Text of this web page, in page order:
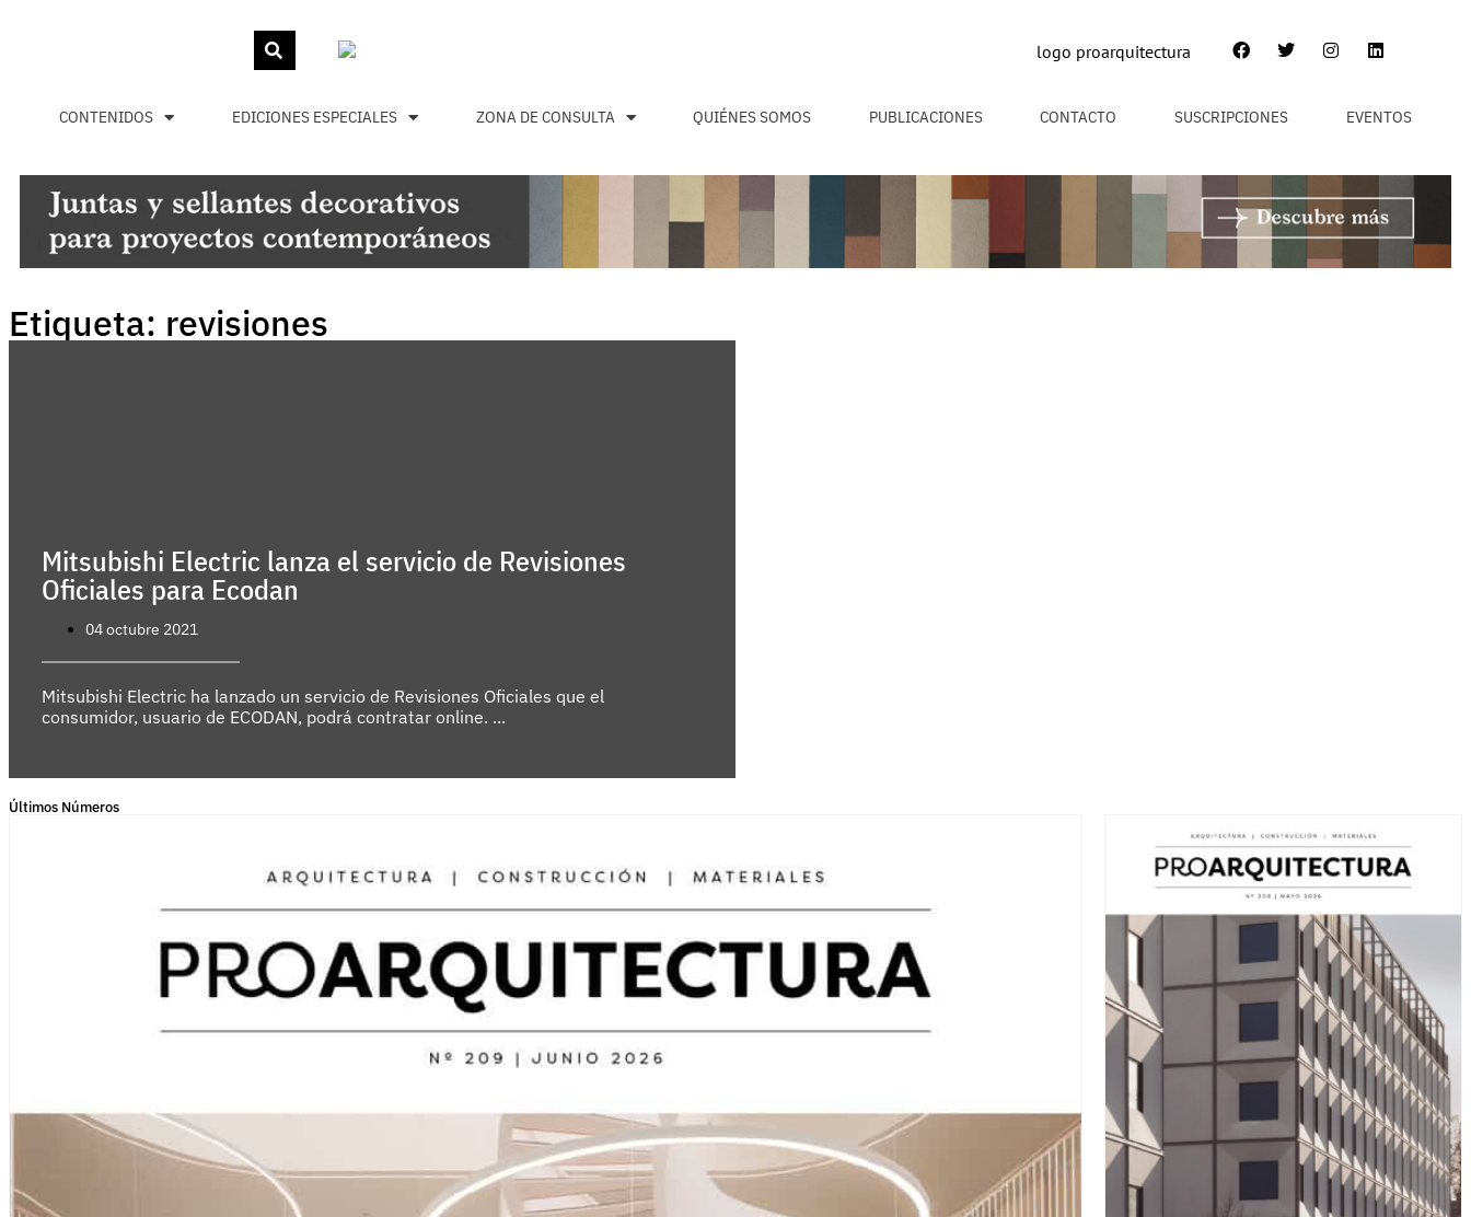
CONTENIDOS EDICIONES ESPECIALES ZONA DE CONSULTA QUIÉNES SOMOS PUBLICACIONES CONTACTO SUSCRIPCIONES EVENTOS
Etiqueta: revisiones
Mitsubishi Electric lanza el servicio de Revisiones
Oficiales para Ecodan
04 octubre 2021
Mitsubishi Electric ha lanzado un servicio de Revisiones Oficiales que el
consumidor, usuario de ECODAN, podrá contratar online. ...
Últimos Números